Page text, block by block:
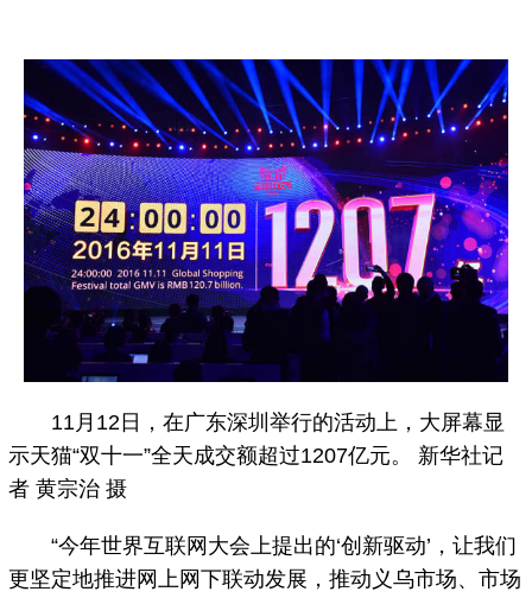
11月12日，在广东深圳举行的活动上，大屏幕显
示天猫“双十一”全天成交额超过1207亿元。 新华社记
者 黄宗治 摄
“今年世界互联网大会上提出的‘创新驱动’，让我们
更坚定地推进网上网下联动发展，推动义乌市场、市场